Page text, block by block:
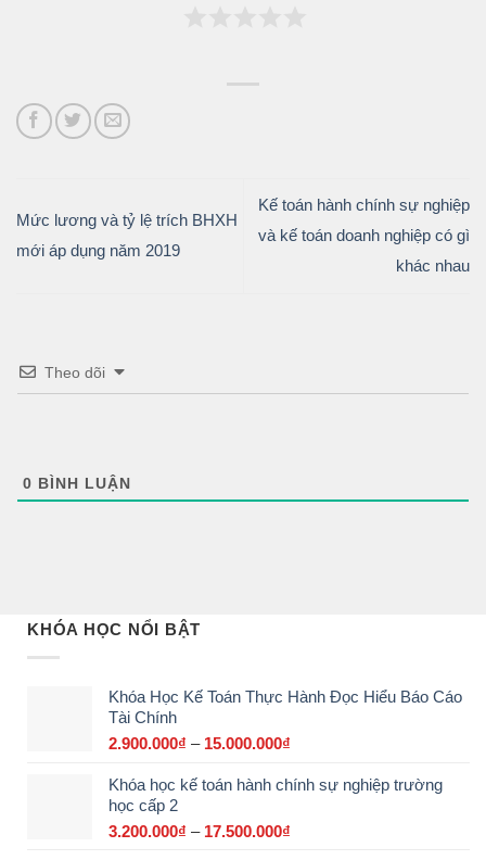
Mức lương và tỷ lệ trích BHXH
mới áp dụng năm 2019
Kế toán hành chính sự nghiệp
và kế toán doanh nghiệp có gì
khác nhau
Theo dõi
0 BÌNH LUẬN
KHÓA HỌC NỔI BẬT
Khóa Học Kế Toán Thực Hành Đọc Hiểu Báo Cáo
Tài Chính
2.900.000₫ – 15.000.000₫
từ
Khóa học kế toán hành chính sự nghiệp trường
học cấp 2
3.200.000₫ – 17.500.000₫